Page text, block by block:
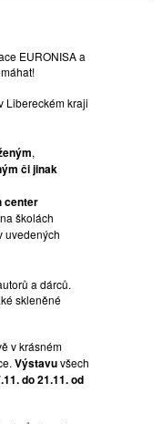
EURONISA a
Libereckém kraji
,
či jinak
center
školách
uvedených
a dárců.
skleněné
v krásném
Výstavuvšech
do 21.11. od